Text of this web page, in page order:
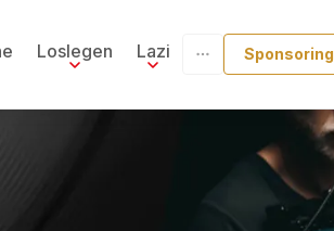
Loslegen Lazi Sponsoring